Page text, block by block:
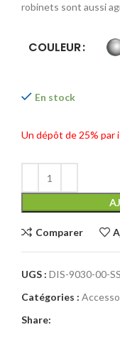
robinets sont aussi
COULEUR
En stock
Un dépôt de 25% par
Comparer
UGS : DIS-9030-00-SS
Catégories :
Share: